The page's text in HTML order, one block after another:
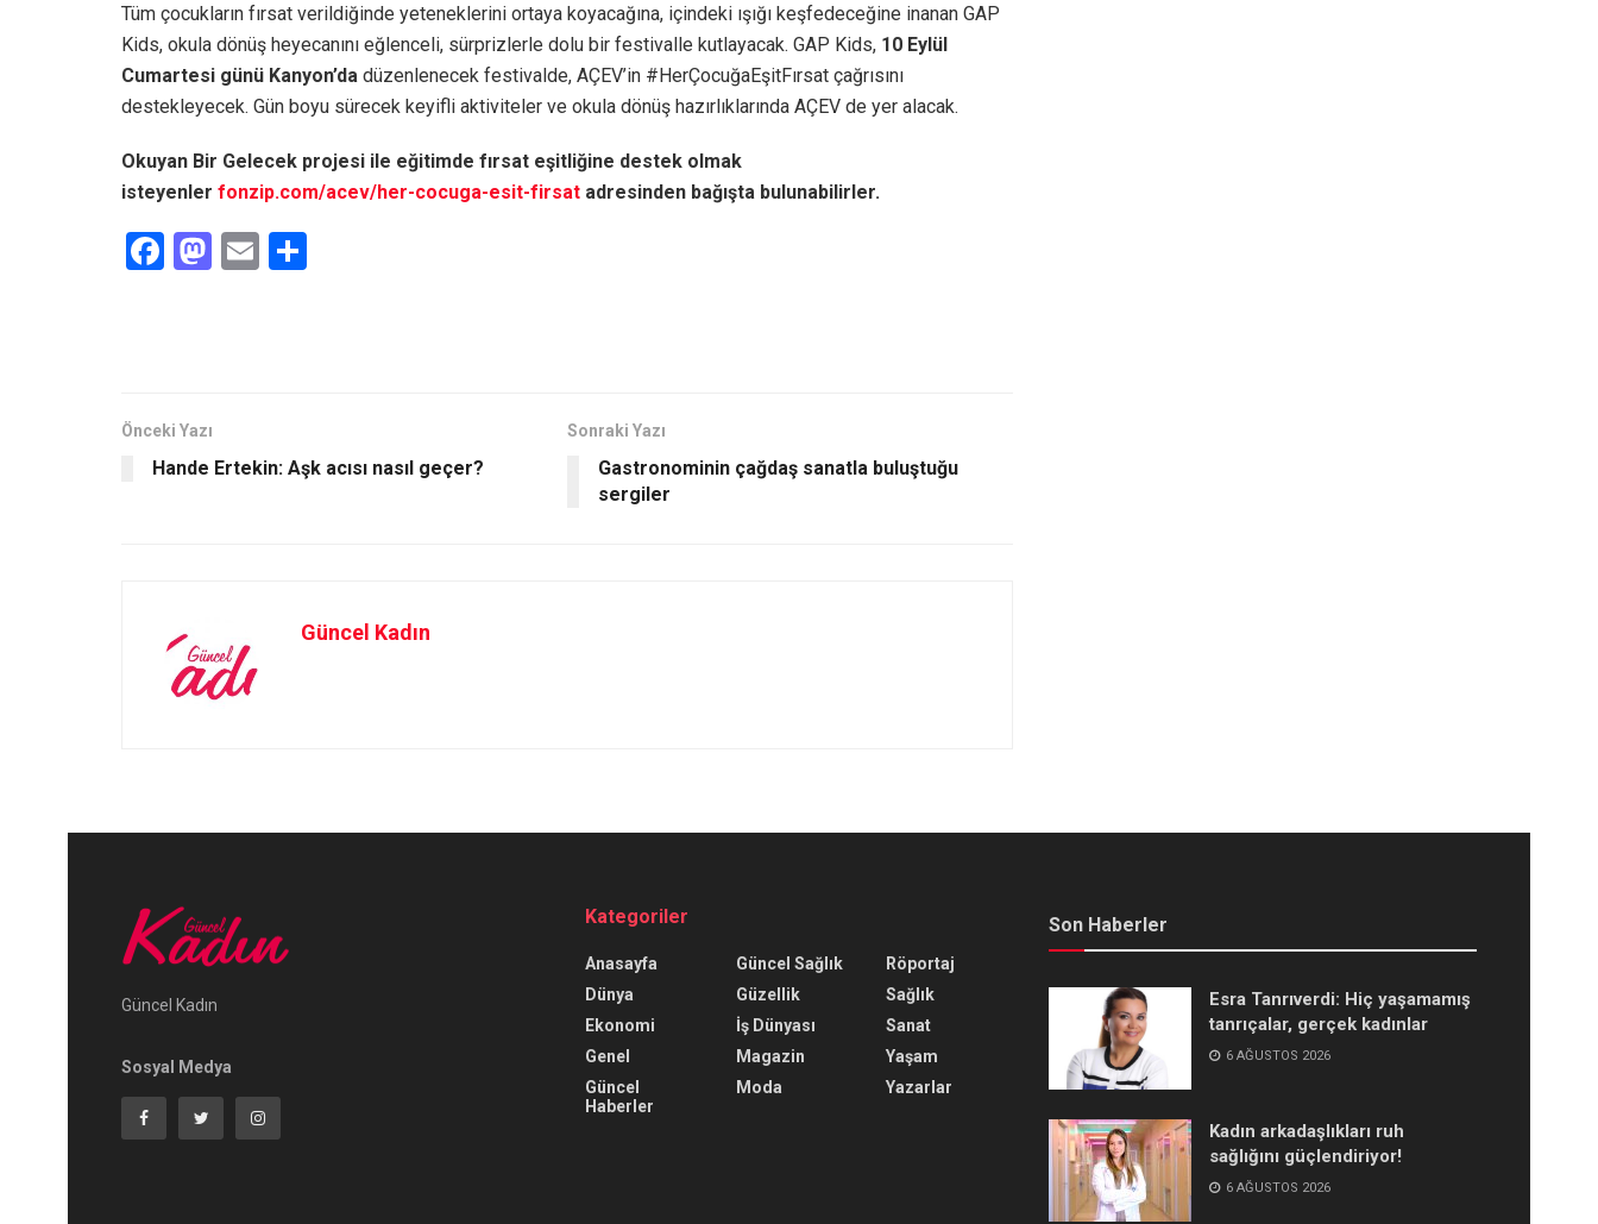
Tüm çocukların fırsat verildiğinde yeteneklerini ortaya koyacağına, içindeki ışığı keşfedeceğine inanan GAP
Kids, okula dönüş heyecanını eğlenceli, sürprizlerle dolu bir festivalle kutlayacak. GAP Kids, 10 Eylül
Cumartesi günü Kanyon’da düzenlenecek festivalde, AÇEV’in #HerÇocuğaEşitFırsat çağrısını
destekleyecek. Gün boyu sürecek keyifli aktiviteler ve okula dönüş hazırlıklarında AÇEV de yer alacak.
Okuyan Bir Gelecek projesi ile eğitimde fırsat eşitliğine destek olmak
isteyenler fonzip.com/acev/her-cocuga-esit-firsat adresinden bağışta bulunabilirler.
F
o
k
M
n
E
Önceki Yazı
Hande Ertekin: Aşk acısı nasıl geçer?
Sonraki Yazı
Gastronominin çağdaş sanatla buluştuğu
sergiler
Güncel Kadın
Güncel Kadın
Sosyal Medya
Kategoriler
Anasayfa
Dünya
Ekonomi
Genel
Güncel
Haberler
Güncel Sağlık
Güzellik
İş Dünyası
Magazin
Moda
Röportaj
Sağlık
Sanat
Yaşam
Yazarlar
Son Haberler
Esra Tanrıverdi: Hiç yaşamamış
tanrıçalar, gerçek kadınlar
6 AĞUSTOS 2026
Kadın arkadaşlıkları ruh
sağlığını güçlendiriyor!
6 AĞUSTOS 2026